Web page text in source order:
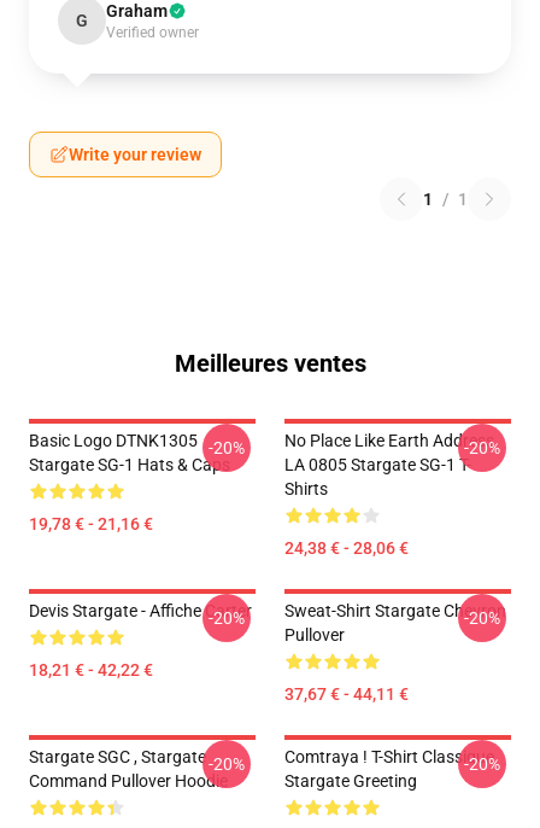
G Graham
Verified owner
Write your review
1 / 1
Meilleures ventes
Basic Logo DTNK1305
Stargate SG-1 Hats & Caps
19,78 € - 21,16 €
-20%
No Place Like Earth Address
LA 0805 Stargate SG-1 T-
Shirts
24,38 € - 28,06 €
-20%
Devis Stargate - Affiche Carter
18,21 € - 42,22 €
-20%
Sweat-Shirt Stargate Chevron
Pullover
37,67 € - 44,11 €
-20%
Stargate SGC , Stargate
Command Pullover Hoodie
-20%
Comtraya ! T-Shirt Classique
Stargate Greeting
-20%